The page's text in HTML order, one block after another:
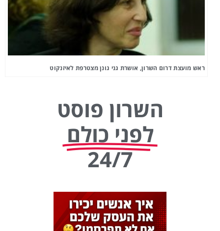
ראש מועצת דרום השרון, אושרת גני גונן מצטרפת לאיזנקוט
השרון פוסט
לפני כולם
24/7